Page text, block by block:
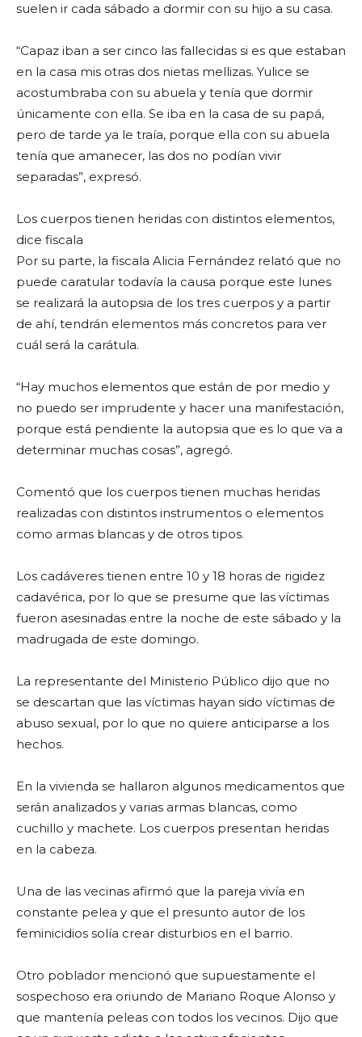
suelen ir cada sábado a dormir con su hijo a su casa.
“Capaz iban a ser cinco las fallecidas si es que estaban
en la casa mis otras dos nietas mellizas. Yulice se
acostumbraba con su abuela y tenía que dormir
únicamente con ella. Se iba en la casa de su papá,
pero de tarde ya le traía, porque ella con su abuela
tenía que amanecer, las dos no podían vivir
separadas”, expresó.
Los cuerpos tienen heridas con distintos elementos,
dice fiscala
Por su parte, la fiscala Alicia Fernández relató que no
puede caratular todavía la causa porque este lunes
se realizará la autopsia de los tres cuerpos y a partir
de ahí, tendrán elementos más concretos para ver
cuál será la carátula.
“Hay muchos elementos que están de por medio y
no puedo ser imprudente y hacer una manifestación,
porque está pendiente la autopsia que es lo que va a
determinar muchas cosas”, agregó.
Comentó que los cuerpos tienen muchas heridas
realizadas con distintos instrumentos o elementos
como armas blancas y de otros tipos.
Los cadáveres tienen entre 10 y 18 horas de rigidez
cadavérica, por lo que se presume que las víctimas
fueron asesinadas entre la noche de este sábado y la
madrugada de este domingo.
La representante del Ministerio Público dijo que no
se descartan que las víctimas hayan sido víctimas de
abuso sexual, por lo que no quiere anticiparse a los
hechos.
En la vivienda se hallaron algunos medicamentos que
serán analizados y varias armas blancas, como
cuchillo y machete. Los cuerpos presentan heridas
en la cabeza.
Una de las vecinas afirmó que la pareja vivía en
constante pelea y que el presunto autor de los
feminicidios solía crear disturbios en el barrio.
Otro poblador mencionó que supuestamente el
sospechoso era oriundo de Mariano Roque Alonso y
que mantenía peleas con todos los vecinos. Dijo que